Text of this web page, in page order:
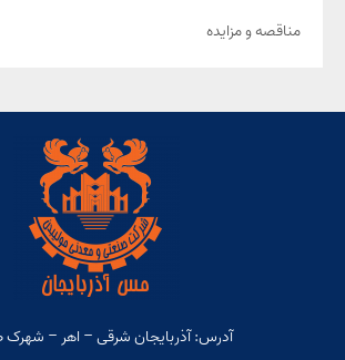
مناقصه و مزایده
آدرس: آذربایجان شرقی – اهر –